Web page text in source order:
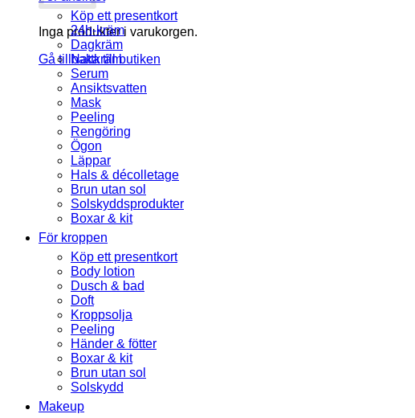
Inga produkter i varukorgen.
Gå tillbaka till butiken
Köp ett presentkort
24h-kräm
Dagkräm
Nattkräm
Serum
Ansiktsvatten
Mask
Peeling
Rengöring
Ögon
Läppar
Hals & décolletage
Brun utan sol
Solskyddsprodukter
Boxar & kit
För kroppen
Köp ett presentkort
Body lotion
Dusch & bad
Doft
Kroppsolja
Peeling
Händer & fötter
Boxar & kit
Brun utan sol
Solskydd
Makeup